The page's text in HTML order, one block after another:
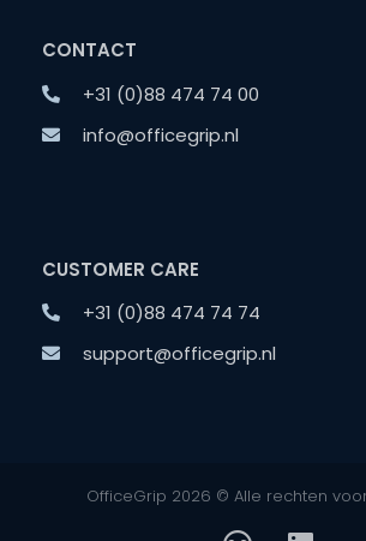
CONTACT
+31 (0)88 474 74 00
info@officegrip.nl
CUSTOMER CARE
+31 (0)88 474 74 74
support@officegrip.nl
OfficeGrip 2026 © Alle rechten